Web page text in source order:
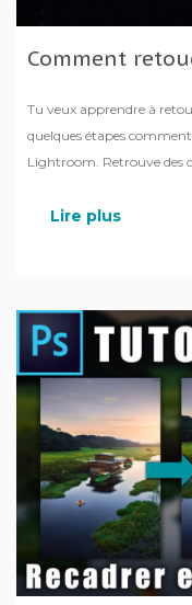
Comment
Tu veux apprendre à
quelques étapes
Lightroom. Retrouve des
Lire plus